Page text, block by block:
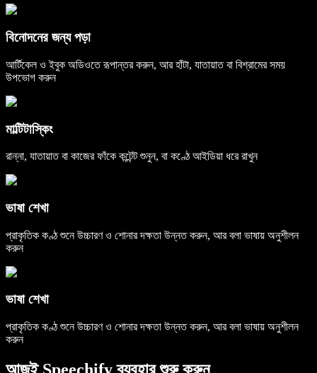
বিনোদনের জন্য পড়া
আর্টিকেল ও ইবুক অডিওতে রূপান্তর করুন, আর হাঁটা, যাতায়াত বা বিশ্রামের সময়
উপভোগ করুন
মাল্টিটাস্কিং
রান্না, যাতায়াত বা কাজের ফাঁকে কন্টেন্ট শুনুন, বা কণ্ঠে আইডিয়া ধরে রাখুন
ভাষা শেখা
প্রাকৃতিক কণ্ঠ শুনে উচ্চারণ ও শোনার দক্ষতা উন্নত করুন, আর বলা ভাষায় অনুশীলন
করুন
ভাষা শেখা
প্রাকৃতিক কণ্ঠ শুনে উচ্চারণ ও শোনার দক্ষতা উন্নত করুন, আর বলা ভাষায় অনুশীলন
করুন